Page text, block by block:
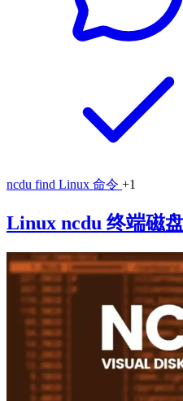
ncdu find Linux 命令 +1
Linux ncdu 终端磁